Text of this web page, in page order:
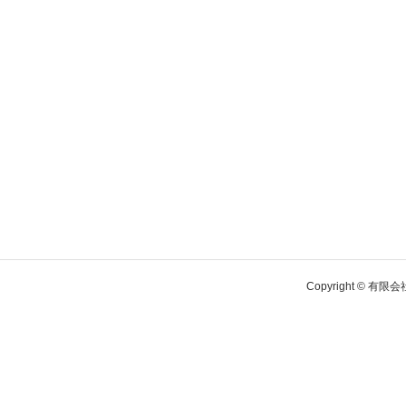
Copyright © 有限会